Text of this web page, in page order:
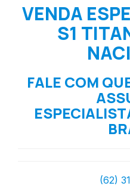
VENDA
S1
FALE COM
(62)